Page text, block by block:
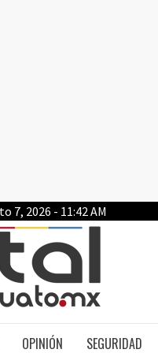
7, 2026 - 11:42 AM
OPINIÓN SEGURIDAD